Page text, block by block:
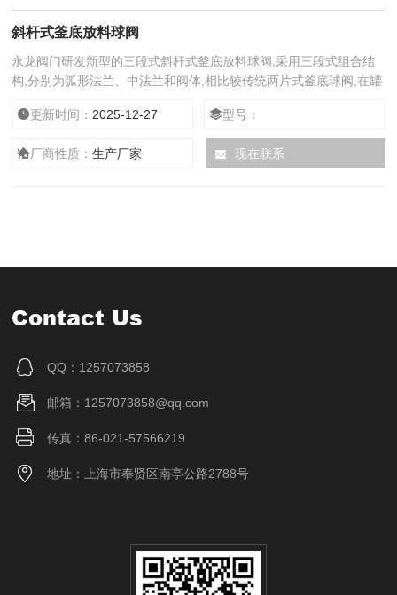
斜杆式釜底放料球阀
永龙阀门研发新型的三段式斜杆式釜底放料球阀,采用三段式组合结
构,分别为弧形法兰、中法兰和阀体,相比较传统两片式釜底球阀,在罐
损坏,导致阀门出现泄露。
更新时间： 2025-12-27 型号：
厂商性质：生产厂家 现在联系
Contact Us
QQ：1257073858
邮箱：1257073858@qq.com
传真：86-021-57566219
地址：上海市奉贤区南亭公路2788号